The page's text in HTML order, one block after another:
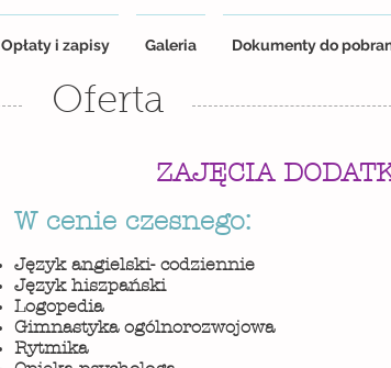
Opłaty i zapisy Galeria Dokumenty do
Oferta
ZAJĘCIA
W cenie czesnego:
Język angielski- codziennie
Język hiszpański
Logopedia
Gimnastyka ogólnorozwojowa
Rytmika